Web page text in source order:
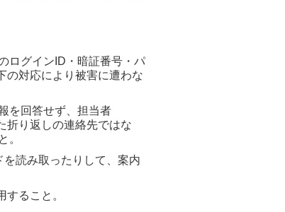
ログインID・暗証番号・パ
の対応により被害に遭わな
を回答せず、担当者
しの連絡先ではな
。
読み取ったりして、案内
ること。